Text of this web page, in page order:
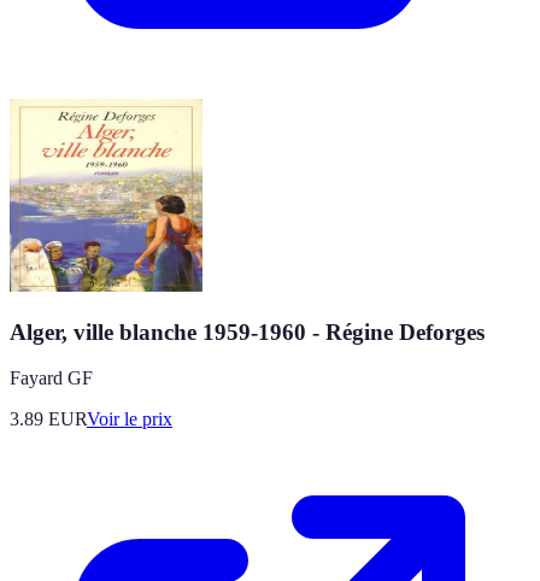
Alger, ville blanche 1959-1960 - Régine Deforges
Fayard GF
3.89 EURVoir le prix